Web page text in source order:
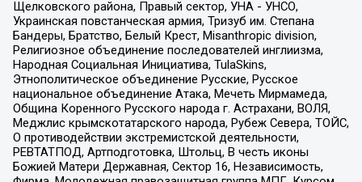
Щелковского района, Правый сектор, УНА - УНСО,
Украинская повстанческая армия, Тризуб им. Степана
Бандеры, Братство, Белый Крест, Misanthropic division,
Религиозное объединение последователей инглиизма,
Народная Социальная Инициатива, TulaSkins,
Этнополитическое объединение Русские, Русское
национальное объединение Атака, Мечеть Мирмамеда,
Община Коренного Русского народа г. Астрахани, ВОЛЯ,
Меджлис крымскотатарского народа, Рубеж Севера, ТОЙС,
О противодействии экстремистской деятельности,
РЕВТАТПОД, Артподготовка, Штольц, В честь иконы
Божией Матери Державная, Сектор 16, Независимость,